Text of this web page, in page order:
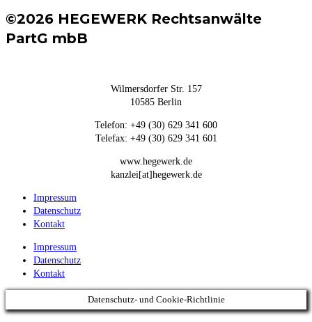
©2026 HEGEWERK Rechtsanwälte
PartG mbB
Wilmersdorfer Str. 157
10585 Berlin
Telefon: +49 (30) 629 341 600
Telefax: +49 (30) 629 341 601
www.hegewerk.de
kanzlei[at]hegewerk.de
Impressum
Datenschutz
Kontakt
Impressum
Datenschutz
Kontakt
Datenschutz- und Cookie-Richtlinie